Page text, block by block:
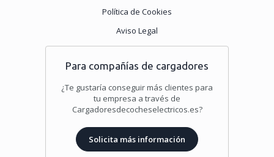
Política de Cookies
Aviso Legal
Para compañías de cargadores
¿Te gustaría conseguir más clientes para
tu empresa a través de
Cargadoresdecocheselectricos.es?
Solicita más información